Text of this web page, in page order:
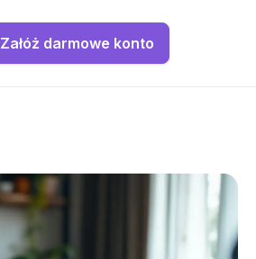
Załóż darmowe konto